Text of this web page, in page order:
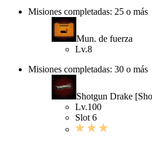
Misiones completadas: 25 o más
Mun. de fuerza
Lv.8
Misiones completadas: 30 o más
Shotgun Drake
Lv.100
Slot 6